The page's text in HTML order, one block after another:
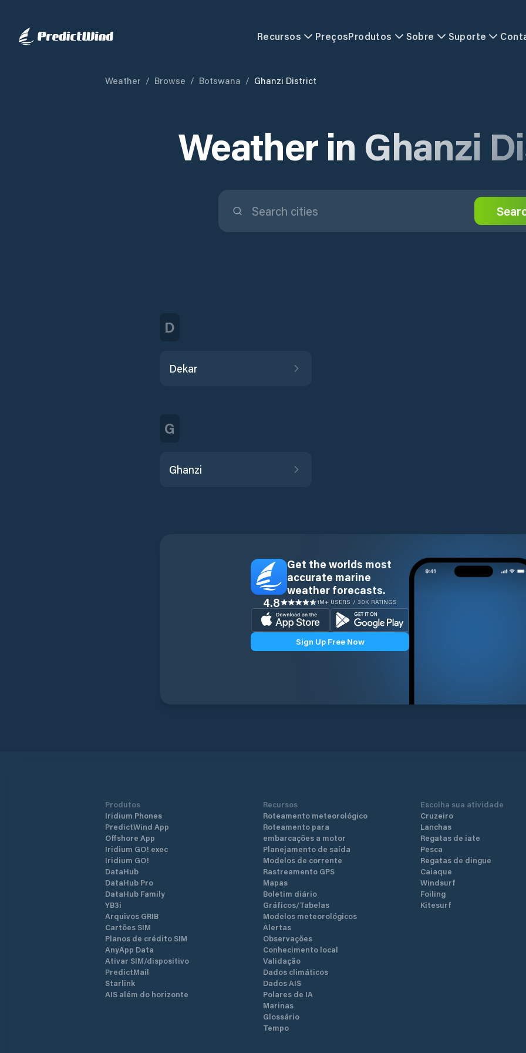
Recursos PreçosProdutos Sobre Suporte
Weather / Browse / Botswana / Ghanzi District
Weather in Ghanzi
D
Dekar
G
Ghanzi
Get the worlds most
accurate marine
weather forecasts.
4.8 1M+ USERS / 30K RATINGS
Sign Up Free Now
Produtos
Iridium Phones
PredictWind App
Offshore App
Iridium GO! exec
Iridium GO!
DataHub
DataHub Pro
DataHub Family
YB3i
Arquivos GRIB
Cartões SIM
Planos de crédito SIM
AnyApp Data
Ativar SIM/dispositivo
PredictMail
Starlink
AIS além do horizonte
Recursos
Roteamento meteorológico
Roteamento para
embarcações a motor
Planejamento de saída
Modelos de corrente
Rastreamento GPS
Mapas
Boletim diário
Gráficos/Tabelas
Modelos meteorológicos
Alertas
Observações
Conhecimento local
Validação
Dados climáticos
Dados AIS
Polares de IA
Marinas
Glossário
Tempo
Escolha sua atividade
Cruzeiro
Lanchas
Regatas de iate
Pesca
Regatas de dingue
Caiaque
Windsurf
Foiling
Kitesurf